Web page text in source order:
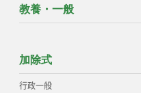
教養・一般
加除式
行政一般